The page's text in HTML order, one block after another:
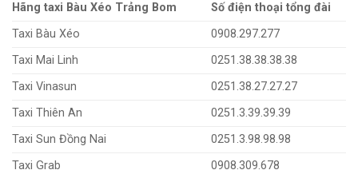
Hãng taxi Bàu Xéo Trảng Bom
Số điện thoại tổng đài
Taxi Bàu Xéo
0908.297.277
Taxi Mai Linh
0251.38.38.38.38
Taxi Vinasun
0251.38.27.27.27
Taxi Thiên An
0251.3.39.39.39
Taxi Sun Đồng Nai
0251.3.98.98.98
Taxi Grab
0908.309.678